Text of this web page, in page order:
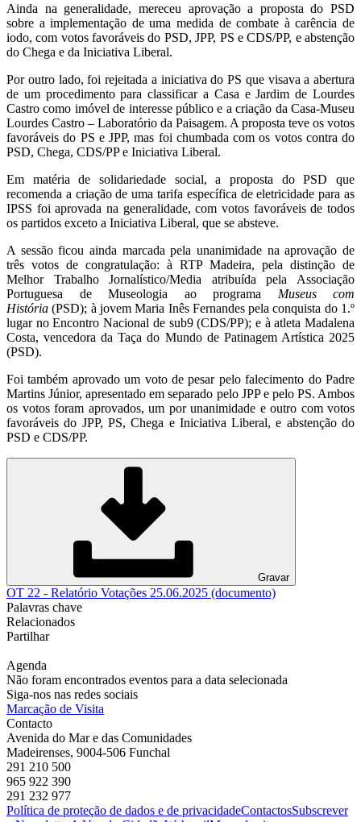
Ainda na generalidade, mereceu aprovação a proposta do PSD
sobre a implementação de uma medida de combate à carência de
iodo, com votos favoráveis do PSD, JPP, PS e CDS/PP, e abstenção
do Chega e da Iniciativa Liberal.
Por outro lado, foi rejeitada a iniciativa do PS que visava a abertura
de um procedimento para classificar a Casa e Jardim de Lourdes
Castro como imóvel de interesse público e a criação da Casa-Museu
Lourdes Castro – Laboratório da Paisagem. A proposta teve os votos
favoráveis do PS e JPP, mas foi chumbada com os votos contra do
PSD, Chega, CDS/PP e Iniciativa Liberal.
Em matéria de solidariedade social, a proposta do PSD que
recomenda a criação de uma tarifa específica de eletricidade para as
IPSS foi aprovada na generalidade, com votos favoráveis de todos
os partidos exceto a Iniciativa Liberal, que se absteve.
A sessão ficou ainda marcada pela unanimidade na aprovação de
três votos de congratulação: à RTP Madeira, pela distinção de
Melhor Trabalho Jornalístico/Media atribuída pela Associação
Portuguesa de Museologia ao programa Museus com
História (PSD); à jovem Maria Inês Fernandes pela conquista do 1.º
lugar no Encontro Nacional de sub9 (CDS/PP); e à atleta Madalena
Costa, vencedora da Taça do Mundo de Patinagem Artística 2025
(PSD).
Foi também aprovado um voto de pesar pelo falecimento do Padre
Martins Júnior, apresentado em separado pelo JPP e pelo PS. Ambos
os votos foram aprovados, um por unanimidade e outro com votos
favoráveis do JPP, PS, Chega e Iniciativa Liberal, e abstenção do
PSD e CDS/PP.
Gravar
OT 22 - Relatório Votações 25.06.2025 (documento)
Palavras chave
Relacionados
Partilhar
Agenda
Não foram encontrados eventos para a data selecionada
Siga-nos nas redes sociais
Marcação de Visita
Contacto
Avenida do Mar e das Comunidades
Madeirenses, 9004-506 Funchal
291 210 500
965 922 390
291 232 977
Política de proteção de dados e de privacidadeContactosSubscrever